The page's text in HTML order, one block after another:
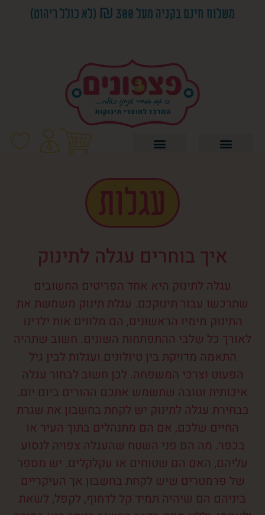
משלוח חינם בקניה מעל 300 ₪ (לא כולל ריהוט)
עגלות
איך בוחרים עגלה לתינוק
עגלה לתינוק היא אחד הפריטים החשובים
שתרכשו עבור תינוקכם. עגלת תינוק משמשת את
התינוק מימיו הראשונים, הם מלווים אות ילדינו
לאורך כל שלבי ההתפתחות השונים. חשוב שתהיה
התאמה מדויקת בין טיולונים ועגלות לבין גיל
הפעוט וצרכי המשפחה. לכן חשוב לבחור עגלה
איכותית וטובה שתשמש אתכם ההורים ביום יום.
בבחירת עגלה לתינוק יש לקחת בחשבון את שגרת
החיים שלכם, אם הם מתנהלים בתוך העיר או
בכפר. מה הם פני השטח שהעגלה צפויה לנסוע
עליהם, האם הם שטוחים או עקלקלים. יש מספר
של פרמטרים שיש לקחת בחשבון אך העיקריים
ביניהם הם שיהיה תמיד קל לדחוף, לקפל, לשאת